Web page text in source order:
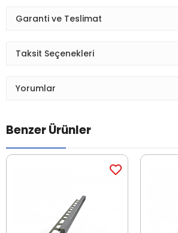
Garanti ve Teslimat
Taksit Seçenekleri
Yorumlar
Benzer Ürünler